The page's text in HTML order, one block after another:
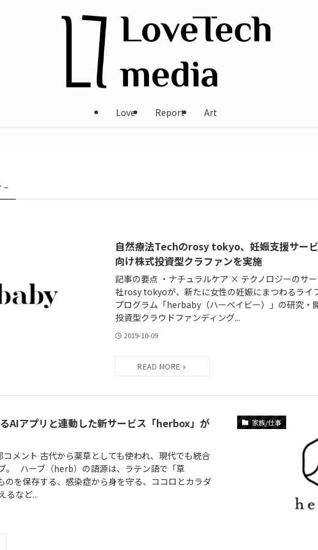
Love Report Art
–
自然療法Techのrosy tokyo、妊娠支援サー
向け株式投資型クラファンを実施
記事の要点 ・ナチュラルケア × テクノロジーのサ
社rosy tokyoが、新たに女性の妊娠にまつわるライ
プログラム「herbaby（ハーベイビー）」の研究・
投資型クラウドファンディング...
2019-10-09
家族/仕事
AIアプリと連動した新サービス「herbox」が
メント 古代から薬草としても使われ、現代でも統合
。 ハーブ（herb）の語源は、ラテン語で「草
のを保存する、感染症から身を守る、ココロとカラダ
るなど...